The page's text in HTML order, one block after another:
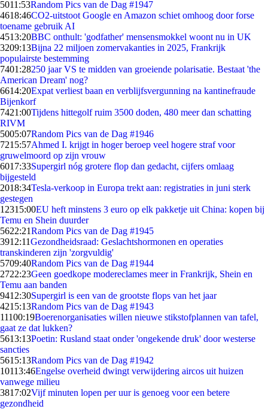
5011:53Random Pics van de Dag #1947
4618:46CO2-uitstoot Google en Amazon schiet omhoog door forse
toename gebruik AI
4513:20BBC onthult: 'godfather' mensensmokkel woont nu in UK
3209:13Bijna 22 miljoen zomervakanties in 2025, Frankrijk
populairste bestemming
7401:28250 jaar VS te midden van groeiende polarisatie. Bestaat 'the
American Dream' nog?
6614:20Expat verliest baan en verblijfsvergunning na kantinefraude
Bijenkorf
7421:00Tijdens hittegolf ruim 3500 doden, 480 meer dan schatting
RIVM
5005:07Random Pics van de Dag #1946
7215:57Ahmed I. krijgt in hoger beroep veel hogere straf voor
gruwelmoord op zijn vrouw
6017:33Supergirl nóg grotere flop dan gedacht, cijfers omlaag
bijgesteld
2018:34Tesla-verkoop in Europa trekt aan: registraties in juni sterk
gestegen
12315:00EU heft minstens 3 euro op elk pakketje uit China: kopen bij
Temu en Shein duurder
5622:21Random Pics van de Dag #1945
3912:11Gezondheidsraad: Geslachtshormonen en operaties
transkinderen zijn 'zorgvuldig'
5709:40Random Pics van de Dag #1944
2722:23Geen goedkope modereclames meer in Frankrijk, Shein en
Temu aan banden
9412:30Supergirl is een van de grootste flops van het jaar
4215:13Random Pics van de Dag #1943
11100:19Boerenorganisaties willen nieuwe stikstofplannen van tafel,
gaat ze dat lukken?
5613:13Poetin: Rusland staat onder 'ongekende druk' door westerse
sancties
5615:13Random Pics van de Dag #1942
10113:46Engelse overheid dwingt verwijdering aircos uit huizen
vanwege milieu
3817:02Vijf minuten lopen per uur is genoeg voor een betere
gezondheid